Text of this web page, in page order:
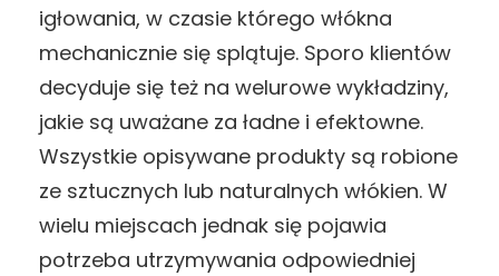
igłowania, w czasie którego włókna
mechanicznie się splątuje. Sporo klientów
decyduje się też na welurowe wykładziny,
jakie są uważane za ładne i efektowne.
Wszystkie opisywane produkty są robione
ze sztucznych lub naturalnych włókien. W
wielu miejscach jednak się pojawia
potrzeba utrzymywania odpowiedniej